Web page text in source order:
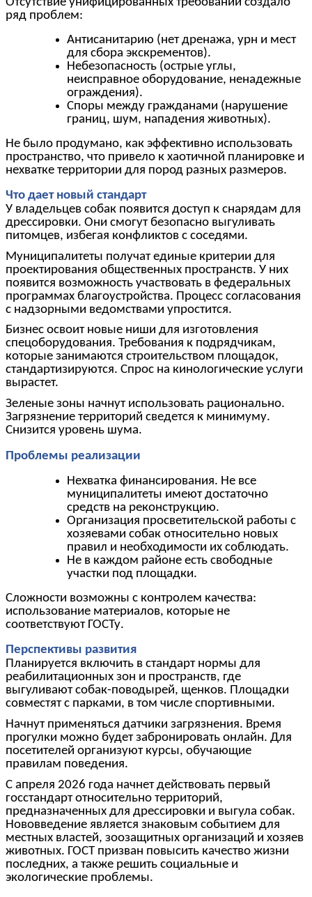
ряд проблем:
Антисанитарию (нет дренажа, урн и мест
для сбора экскрементов).
Небезопасность (острые углы,
неисправное оборудование, ненадежные
ограждения).
Споры между гражданами (нарушение
границ, шум, нападения животных).
Не было продумано, как эффективно использовать
пространство, что привело к хаотичной планировке и
нехватке территории для пород разных размеров.
Что дает новый стандарт
У владельцев собак появится доступ к снарядам для
дрессировки. Они смогут безопасно выгуливать
питомцев, избегая конфликтов с соседями.
Муниципалитеты получат единые критерии для
проектирования общественных пространств. У них
появится возможность участвовать в федеральных
программах благоустройства. Процесс согласования
с надзорными ведомствами упростится.
Бизнес освоит новые ниши для изготовления
спецоборудования. Требования к подрядчикам,
которые занимаются строительством площадок,
стандартизируются. Спрос на кинологические услуги
вырастет.
Зеленые зоны начнут использовать рационально.
Загрязнение территорий сведется к минимуму.
Снизится уровень шума.
Проблемы реализации
Нехватка финансирования. Не все
муниципалитеты имеют достаточно
средств на реконструкцию.
Организация просветительской работы с
хозяевами собак относительно новых
правил и необходимости их соблюдать.
Не в каждом районе есть свободные
участки под площадки.
Сложности возможны с контролем качества:
использование материалов, которые не
соответствуют ГОСТу.
Перспективы развития
Планируется включить в стандарт нормы для
реабилитационных зон и пространств, где
выгуливают собак-поводырей, щенков. Площадки
совместят с парками, в том числе спортивными.
Начнут применяться датчики загрязнения. Время
прогулки можно будет забронировать онлайн. Для
посетителей организуют курсы, обучающие
правилам поведения.
С апреля 2026 года начнет действовать первый
госстандарт относительно территорий,
предназначенных для дрессировки и выгула собак.
Нововведение является знаковым событием для
местных властей, зоозащитных организаций и хозяев
животных. ГОСТ призван повысить качество жизни
последних, а также решить социальные и
экологические проблемы.